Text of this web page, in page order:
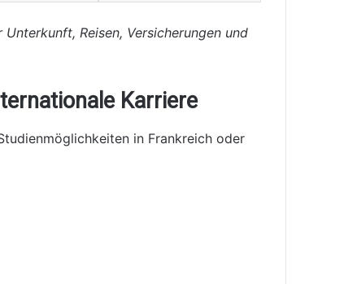
Reisen, Versicherungen und
Karriere
in Frankreich oder